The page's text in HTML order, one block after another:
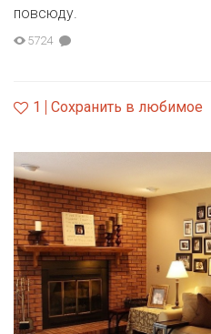
повсюду.
5724
1 Сохранить в любимое